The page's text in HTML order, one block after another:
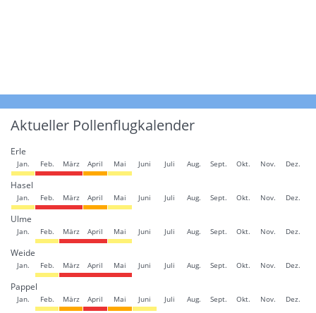
Aktueller Pollenflugkalender
Erle
Jan. Feb. März April Mai Juni Juli Aug. Sept. Okt. Nov. Dez.
Hasel
Jan. Feb. März April Mai Juni Juli Aug. Sept. Okt. Nov. Dez.
Ulme
Jan. Feb. März April Mai Juni Juli Aug. Sept. Okt. Nov. Dez.
Weide
Jan. Feb. März April Mai Juni Juli Aug. Sept. Okt. Nov. Dez.
Pappel
Jan. Feb. März April Mai Juni Juli Aug. Sept. Okt. Nov. Dez.